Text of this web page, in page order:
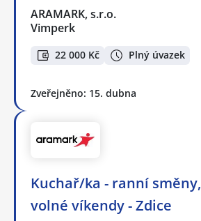
ARAMARK, s.r.o.
Vimperk
22 000 Kč Plný úvazek
Zveřejněno: 15. dubna
Kuchař/ka - ranní směny,
volné víkendy - Zdice